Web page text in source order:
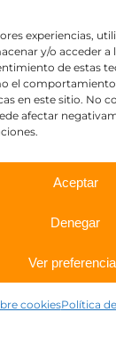
experiencias,
y/o acceder
de estas
el
en este sitio. No
afectar
Aceptar
Denegar
Ver
cookiesPolítica
Información sobre
qualitystudio